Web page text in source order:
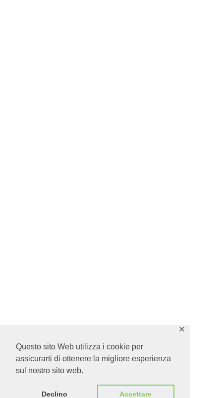
Questo sito Web utilizza i cookie per
assicurarti di ottenere la migliore esperienza
sul nostro sito web.
Declino Accettare
✕